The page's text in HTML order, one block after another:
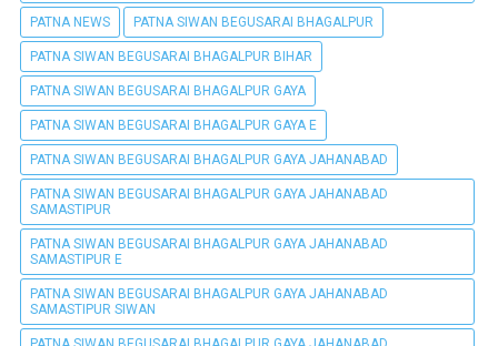
PATNA NEWS PATNA SIWAN BEGUSARAI BHAGALPUR
PATNA SIWAN BEGUSARAI BHAGALPUR BIHAR
PATNA SIWAN BEGUSARAI BHAGALPUR GAYA
PATNA SIWAN BEGUSARAI BHAGALPUR GAYA E
PATNA SIWAN BEGUSARAI BHAGALPUR GAYA JAHANABAD
PATNA SIWAN BEGUSARAI BHAGALPUR GAYA JAHANABAD
SAMASTIPUR
PATNA SIWAN BEGUSARAI BHAGALPUR GAYA JAHANABAD
SAMASTIPUR E
PATNA SIWAN BEGUSARAI BHAGALPUR GAYA JAHANABAD
SAMASTIPUR SIWAN